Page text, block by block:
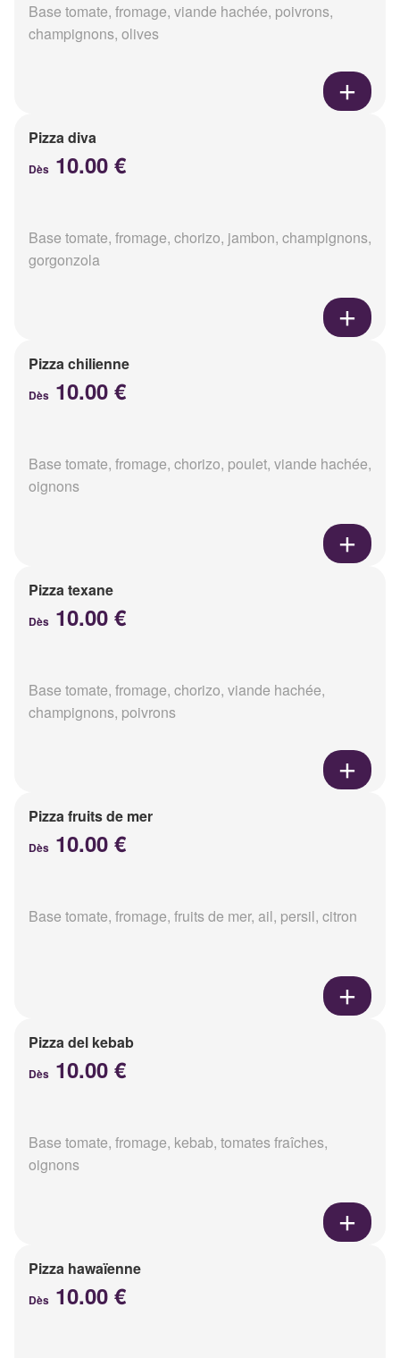
Base tomate, fromage, viande hachée, poivrons,
champignons, olives
Pizza diva
Dès 10.00 €
Base tomate, fromage, chorizo, jambon, champignons,
gorgonzola
Pizza chilienne
Dès 10.00 €
Base tomate, fromage, chorizo, poulet, viande hachée,
oignons
Pizza texane
Dès 10.00 €
Base tomate, fromage, chorizo, viande hachée,
champignons, poivrons
Pizza fruits de mer
Dès 10.00 €
Base tomate, fromage, fruits de mer, ail, persil, citron
Pizza del kebab
Dès 10.00 €
Base tomate, fromage, kebab, tomates fraîches,
oignons
Pizza hawaïenne
Dès 10.00 €